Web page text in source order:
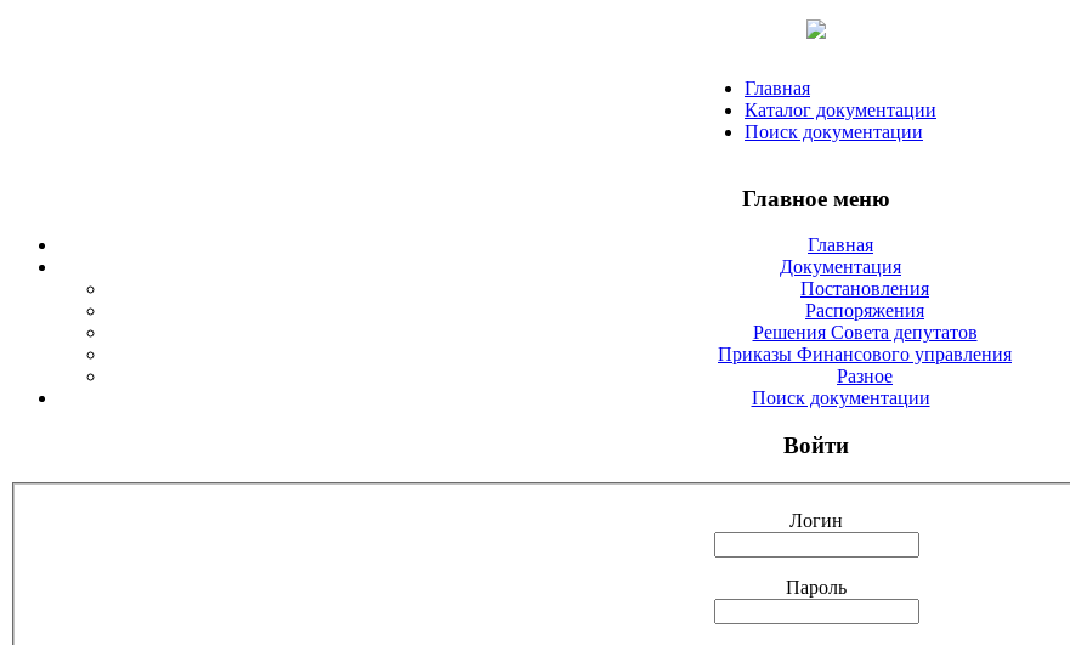
Главная
Каталог документации
Поиск документации
Главное меню
Главная
Документация
Постановления
Распоряжения
Решения Совета депутатов
Приказы Финансового управления
Разное
Поиск документации
Войти
Логин
Пароль